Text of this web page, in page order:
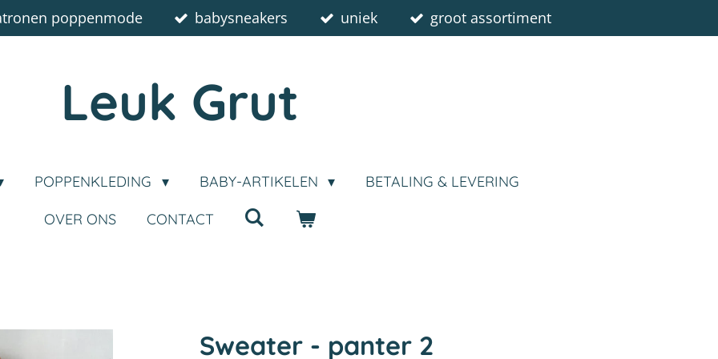
poppenmode babysneakers uniek groot assortiment
Leuk Grut
POPPENKLEDING BABY-ARTIKELEN BETALING & LEVERING
OVER ONS CONTACT
Sweater - panter 2